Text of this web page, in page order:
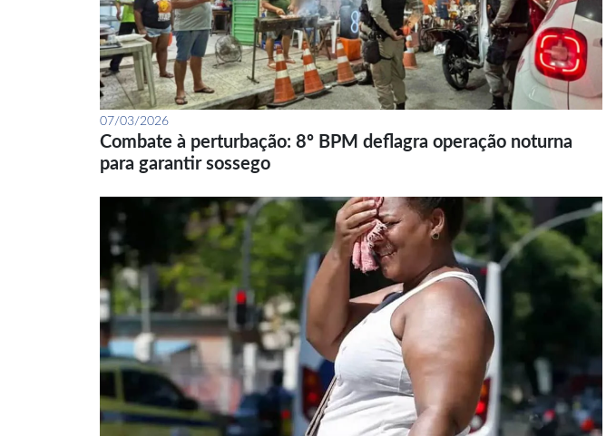
07/03/2026
Combate à perturbação: 8º BPM deflagra operação noturna
para garantir sossego